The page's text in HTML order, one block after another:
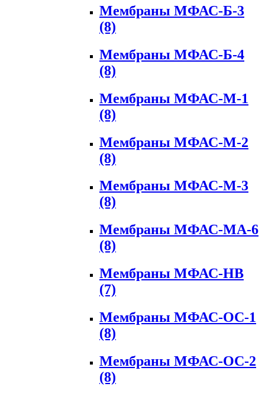
Мембраны МФАС-Б-3
(8)
Мембраны МФАС-Б-4
(8)
Мембраны МФАС-М-1
(8)
Мембраны МФАС-М-2
(8)
Мембраны МФАС-М-3
(8)
Мембраны МФАС-МА-6
(8)
Мембраны МФАС-НВ
(7)
Мембраны МФАС-ОС-1
(8)
Мембраны МФАС-ОС-2
(8)